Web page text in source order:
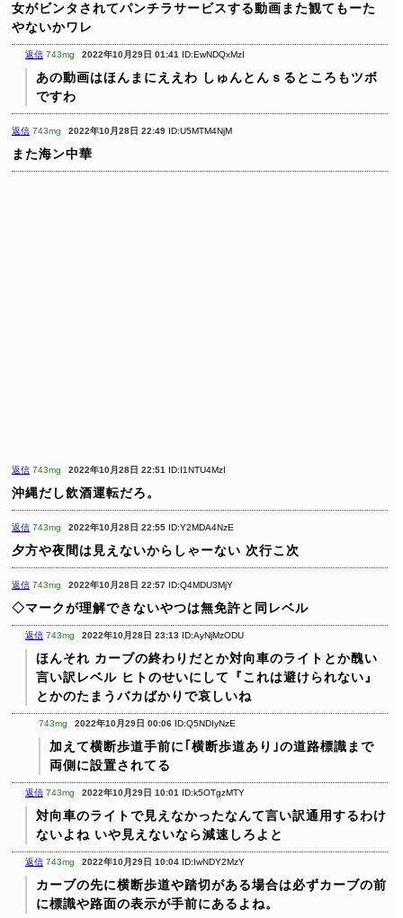
女がビンタされてパンチラサービスする動画また観てもーた
やないかワレ
返信 743mg 2022年10月29日 01:41 ID:EwNDQxMzI
あの動画はほんまにええわ しゅんとんｓるところもツボ
ですわ
返信 743mg 2022年10月28日 22:49 ID:U5MTM4NjM
また海ン中華
返信 743mg 2022年10月28日 22:51 ID:I1NTU4MzI
沖縄だし飲酒運転だろ。
返信 743mg 2022年10月28日 22:55 ID:Y2MDA4NzE
夕方や夜間は見えないからしゃーない 次行こ次
返信 743mg 2022年10月28日 22:57 ID:Q4MDU3MjY
◇マークが理解できないやつは無免許と同レベル
返信 743mg 2022年10月28日 23:13 ID:AyNjMzODU
ほんそれ カーブの終わりだとか対向車のライトとか醜い
言い訳レベル ヒトのせいにして『これは避けられない』
とかのたまうバカばかりで哀しいね
743mg 2022年10月29日 00:06 ID:Q5NDIyNzE
加えて横断歩道手前に｢横断歩道あり｣の道路標識まで
両側に設置されてる
返信 743mg 2022年10月29日 10:01 ID:k5OTgzMTY
対向車のライトで見えなかったなんて言い訳通用するわけ
ないよね いや見えないなら減速しろよと
返信 743mg 2022年10月29日 10:04 ID:IwNDY2MzY
カーブの先に横断歩道や踏切がある場合は必ずカーブの前
に標識や路面の表示が手前にあるよね。